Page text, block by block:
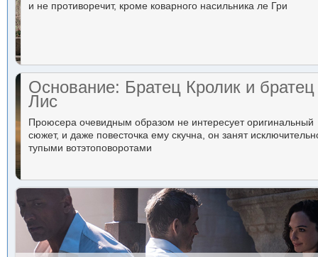
и не противоречит, кроме коварного насильника ле Гри
Основание: Братец Кролик и братец
Лис
Проюсера очевидным образом не интересует оригинальный
сюжет, и даже повесточка ему скучна, он занят
тупыми вотэтоповоротами